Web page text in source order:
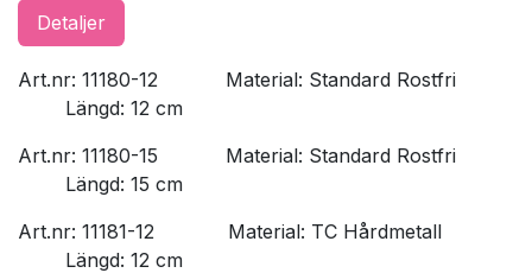
Detaljer
Art.nr: 11180-12
​Material: Standard Rostfri
​Längd: 12 cm
Art.nr: 11180-15
​Material: Standard Rostfri
​Längd: 15 cm
Art.nr: 11181-12
​Material: TC Hårdmetall
​Längd: 12 cm